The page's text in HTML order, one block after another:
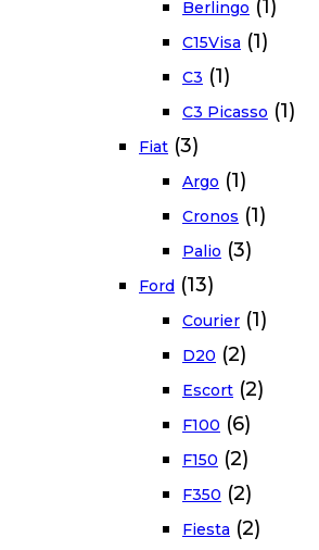
Berlingo (1)
C15Visa (1)
C3 (1)
C3 Picasso (1)
Fiat (3)
Argo (1)
Cronos (1)
Palio (3)
Ford (13)
Courier (1)
D20 (2)
Escort (2)
F100 (6)
F150 (2)
F350 (2)
Fiesta (2)